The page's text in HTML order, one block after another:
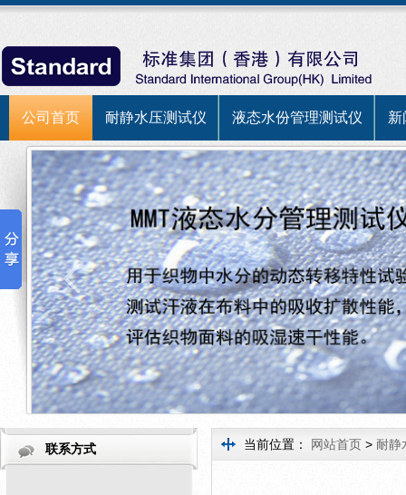
公司首页 耐静水压测试仪 液态水份管理测试仪 新
联系方式 当前位置： 网站首页 > 耐静